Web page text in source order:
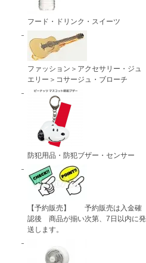
フード・ドリンク・スイーツ
ファッション＞アクセサリー・ジュ
エリー＞コサージュ・ブローチ
防犯用品・防犯ブザー・センサー
【予約販売】 予約販売は入金確
認後 商品が揃い次第、7日以内に発
送します。